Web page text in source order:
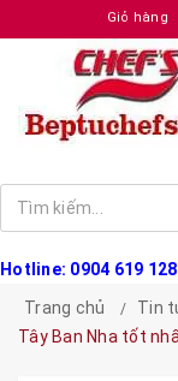
Giỏ hàng
Hotline: 0904 619 128
Trang chủ
Tin
Tây Ban Nha tốt